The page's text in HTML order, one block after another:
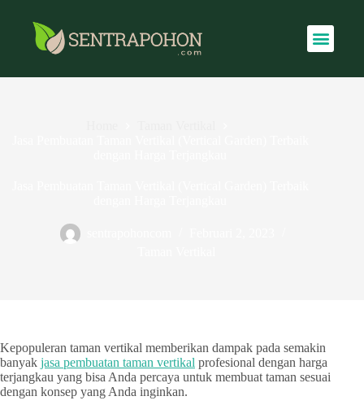
Kepopuleran taman vertikal memberikan dampak pada semakin
banyak jasa pembuatan taman vertikal profesional dengan harga
terjangkau yang bisa Anda percaya untuk membuat taman sesuai
dengan konsep yang Anda inginkan.